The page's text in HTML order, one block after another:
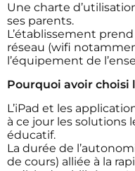
Une charte
ses parents.
L’établissement
réseau (wifi
l’équipement de
Pourquoi avoir choisi
L’iPad et les
à ce jour les solutions
éducatif.
La durée de
de cours) alliée à la